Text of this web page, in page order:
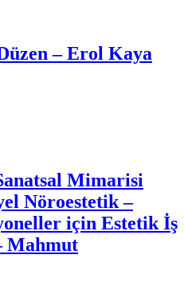
– Erol Kaya
Mimarisi
Nöroestetik –
için Estetik İş
Mahmut